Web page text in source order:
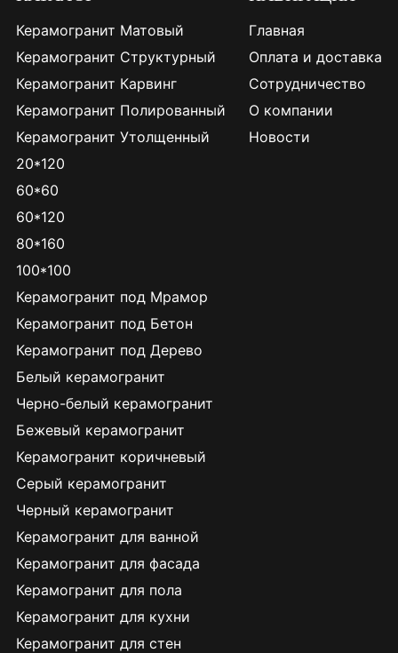
Керамогранит Матовый
Керамогранит Структурный
Керамогранит Карвинг
Керамогранит Полированный
Керамогранит Утолщенный
20*120
60*60
60*120
80*160
100*100
Керамогранит под Мрамор
Керамогранит под Бетон
Керамогранит под Дерево
Белый керамогранит
Черно-белый керамогранит
Бежевый керамогранит
Керамогранит коричневый
Серый керамогранит
Черный керамогранит
Керамогранит для ванной
Керамогранит для фасада
Керамогранит для пола
Керамогранит для кухни
Керамогранит для стен
Главная
Оплата и доставка
Сотрудничество
О компании
Новости